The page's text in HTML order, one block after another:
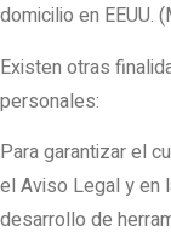
domicilio en EEUU.
Existen otras
personales:
Para garantizar el
el Aviso Legal y en
desarrollo de